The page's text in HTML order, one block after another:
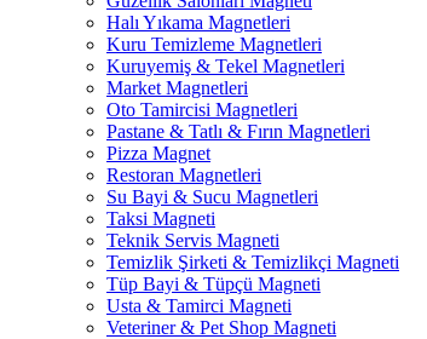
Halı Yıkama Magnetleri
Kuru Temizleme Magnetleri
Kuruyemiş & Tekel Magnetleri
Market Magnetleri
Oto Tamircisi Magnetleri
Pastane & Tatlı & Fırın Magnetleri
Pizza Magnet
Restoran Magnetleri
Su Bayi & Sucu Magnetleri
Taksi Magneti
Teknik Servis Magneti
Temizlik Şirketi & Temizlikçi Magneti
Tüp Bayi & Tüpçü Magneti
Usta & Tamirci Magneti
Veteriner & Pet Shop Magneti